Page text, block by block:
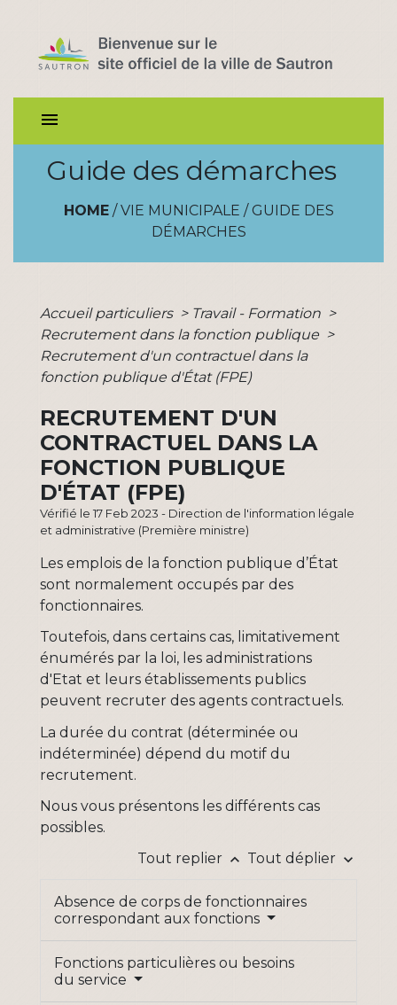
menu
Guide des démarches
HOME/ VIE MUNICIPALE / GUIDE DES
DÉMARCHES
Accueil particuliers > Travail - Formation >
Recrutement dans la fonction publique >
Recrutement d'un contractuel dans la
fonction publique d'État (FPE)
RECRUTEMENT D'UN
CONTRACTUEL DANS LA
FONCTION PUBLIQUE
D'ÉTAT (FPE)
Vérifié le 17 Feb 2023 - Direction de l'information légale
et administrative (Première ministre)
Les emplois de la fonction publique d’État
sont normalement occupés par des
fonctionnaires.
Toutefois, dans certains cas, limitativement
énumérés par la loi, les administrations
d'Etat et leurs établissements publics
peuvent recruter des agents contractuels.
La durée du contrat (déterminée ou
indéterminée) dépend du motif du
recrutement.
Nous vous présentons les différents cas
possibles.
Tout replier keyboard_arrow_up Tout déplier keyboard_arrow_down
Absence de corps de fonctionnaires
correspondant aux fonctions
Fonctions particulières ou besoins
du service